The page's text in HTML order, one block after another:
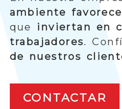
ambiente
que
inviertan en
trabajadores.
de nuestros
CONTACTAR